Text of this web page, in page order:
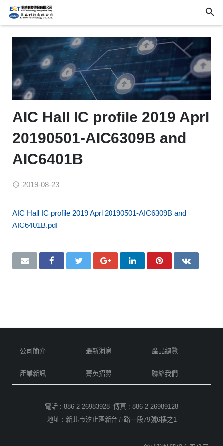
AIC Hall IC profile 2019 Aprl
20190501-AIC6309B and
AIC6401B
2019-08-23
AIC Hall IC profile 2019 Aprl 20190501-AIC6309B and
AIC6401B.pdf
公司簡介 最新消息 產品總覽
產業新訊 菁英招募 聯絡我們
電話 : 886-2-26983928 傳真 : 886-2-26989128
地址 : 新北市汐止區新台五路一段79號6樓之1